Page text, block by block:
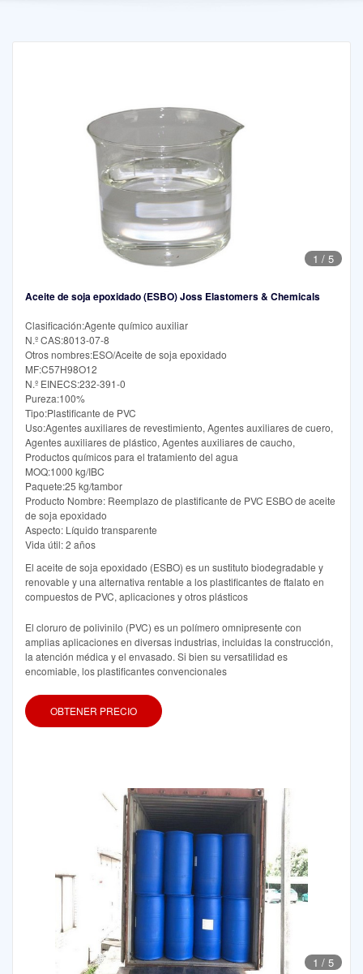
1 / 5
Aceite de soja epoxidado (ESBO) Joss Elastomers & Chemicals
Clasificación:Agente químico auxiliar
N.º CAS:8013-07-8
Otros nombres:ESO/Aceite de soja epoxidado
MF:C57H98O12
N.º EINECS:232-391-0
Pureza:100%
Tipo:Plastificante de PVC
Uso:Agentes auxiliares de revestimiento, Agentes auxiliares de cuero,
Agentes auxiliares de plástico, Agentes auxiliares de caucho,
Productos químicos para el tratamiento del agua
MOQ:1000 kg/IBC
Paquete:25 kg/tambor
Producto Nombre: Reemplazo de plastificante de PVC ESBO de aceite
de soja epoxidado
Aspecto: Líquido transparente
Vida útil: 2 años
El aceite de soja epoxidado (ESBO) es un sustituto biodegradable y
renovable y una alternativa rentable a los plastificantes de ftalato en
compuestos de PVC, aplicaciones y otros plásticos
El cloruro de polivinilo (PVC) es un polímero omnipresente con
amplias aplicaciones en diversas industrias, incluidas la construcción,
la atención médica y el envasado. Si bien su versatilidad es
encomiable, los plastificantes convencionales
OBTENER PRECIO
1 / 5